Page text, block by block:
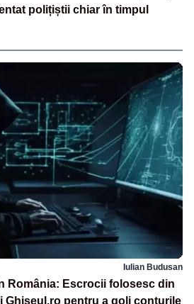
polițiștii chiar în timpul
Iulian Budusan
România: Escrocii folosesc din
Ghișeul.ro pentru a goli conturile